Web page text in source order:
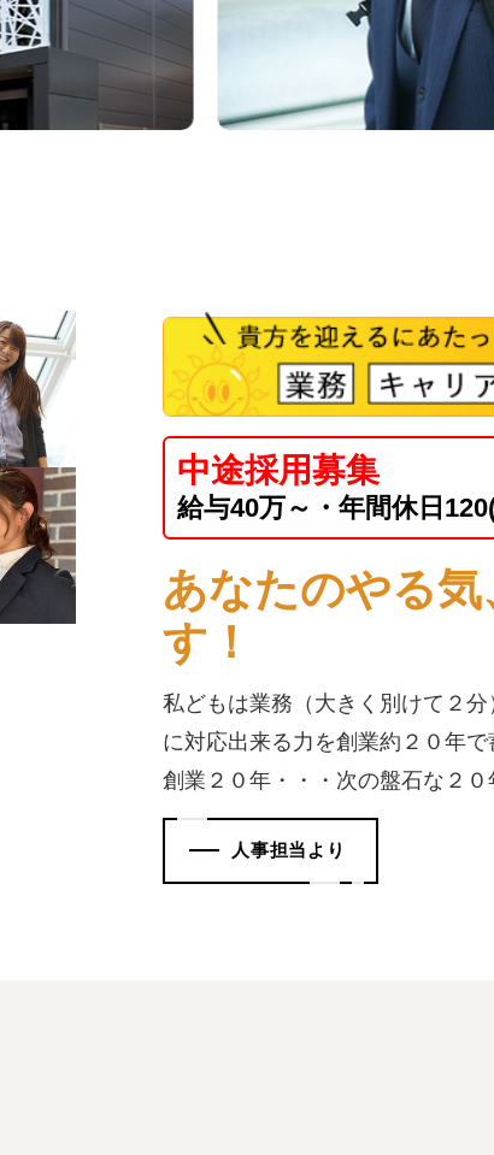
中途採用募集
給与40万～・ 年間休日
あなたのやる気
す！
私どもは業務（大きく別けて２
に対応出来る力を創業約２０年
創業２０年・・・次の盤石な２
人事担当より